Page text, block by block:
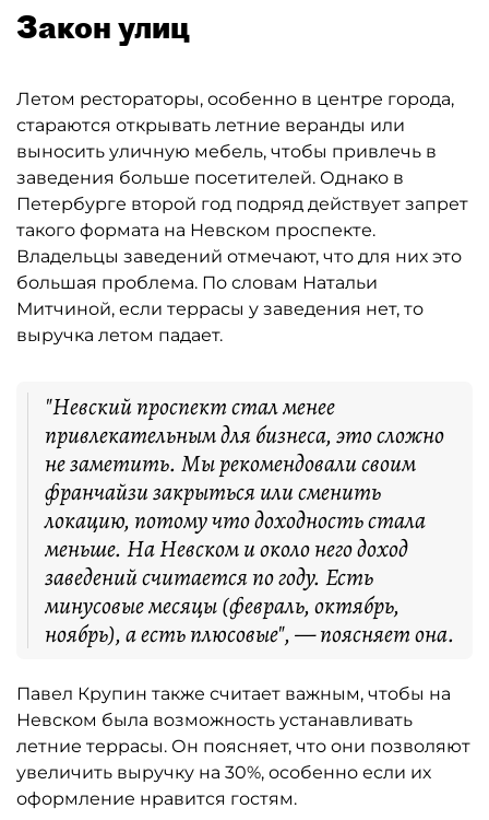
Закон улиц
Летом рестораторы, особенно в центре города,
стараются открывать летние веранды или
выносить уличную мебель, чтобы привлечь в
заведения больше посетителей. Однако в
Петербурге второй год подряд действует запрет
такого формата на Невском проспекте.
Владельцы заведений отмечают, что для них это
большая проблема. По словам Натальи
Митчиной, если террасы у заведения нет, то
выручка летом падает.
"Невский проспект стал менее
привлекательным для бизнеса, это сложно
не заметить. Мы рекомендовали своим
франчайзи закрыться или сменить
локацию, потому что доходность стала
меньше. На Невском и около него доход
заведений считается по году. Есть
минусовые месяцы (февраль, октябрь,
ноябрь), а есть плюсовые", — поясняет она.
Павел Крупин также считает важным, чтобы на
Невском была возможность устанавливать
летние террасы. Он поясняет, что они позволяют
увеличить выручку на 30%, особенно если их
оформление нравится гостям.